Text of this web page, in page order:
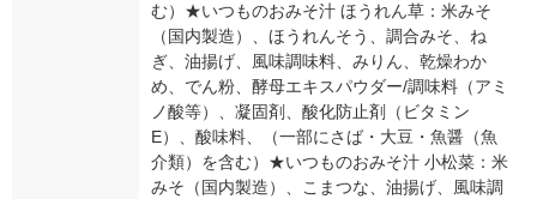
む）★いつものおみそ汁 ほうれん草：米みそ
（国内製造）、ほうれんそう、調合みそ、ね
ぎ、油揚げ、風味調味料、みりん、乾燥わか
め、でん粉、酵母エキスパウダー/調味料（アミ
ノ酸等）、凝固剤、酸化防止剤（ビタミン
E）、酸味料、（一部にさば・大豆・魚醤（魚
介類）を含む）★いつものおみそ汁 小松菜：米
みそ（国内製造）、こまつな、油揚げ、風味調